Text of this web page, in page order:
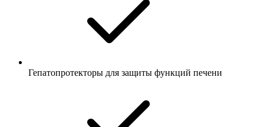
Гепатопротекторы для защиты функций печени